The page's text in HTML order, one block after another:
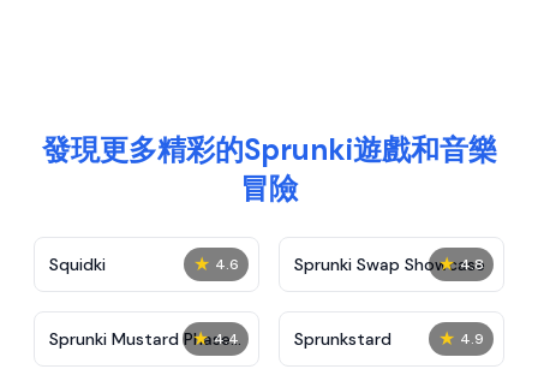
發現更多精彩的Sprunki遊戲和音樂
冒險
★ 4.6
Squidki ★ 4.8
Sprunki Swap Showcase
★ 4.4
Sprunki Mustard Phase
2
★ 4.9
Sprunkstard